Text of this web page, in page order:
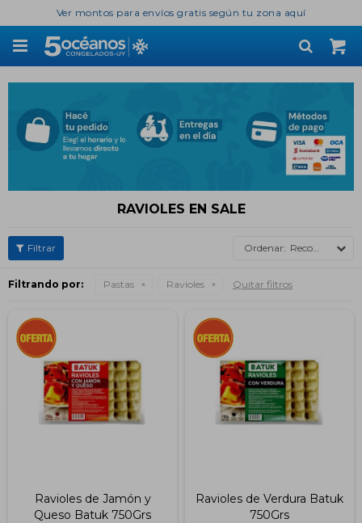
Ver montos para envíos gratis según tu zona aquí

RAVIOLES EN SALE
Recomendados
Filtrando por: Pastas Ravioles Quitar filtros
Ravioles de Jamón y
Queso Batuk 750Grs
Ravioles de Verdura Batuk
750Grs